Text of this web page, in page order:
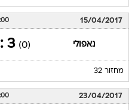
15/04/2017
נאפולי (0)
3 : 0
מחזור 32
23/04/2017